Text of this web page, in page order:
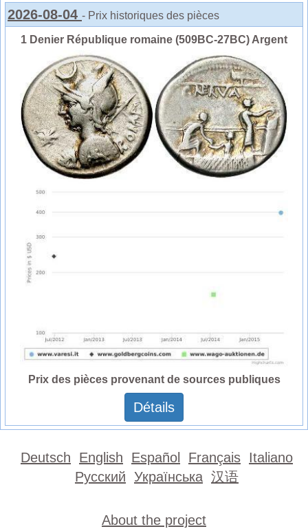
2026-08-04 - Prix historiques des pièces
1 Denier République romaine (509BC-27BC) Argent
Prix des pièces provenant de sources publiques
Détails
Deutsch English Español Français Italiano
Русский Українська 汉语
About the project